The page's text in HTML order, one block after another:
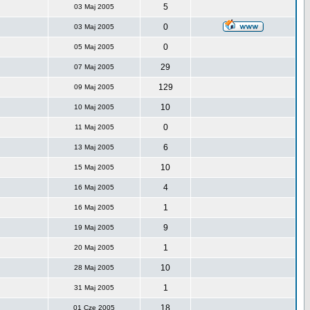
03 Maj 2005 5
03 Maj 2005 0
05 Maj 2005 0
07 Maj 2005 29
09 Maj 2005 129
10 Maj 2005 10
11 Maj 2005 0
13 Maj 2005 6
15 Maj 2005 10
16 Maj 2005 4
16 Maj 2005 1
19 Maj 2005 9
20 Maj 2005 1
28 Maj 2005 10
31 Maj 2005 1
01 Cze 2005 18